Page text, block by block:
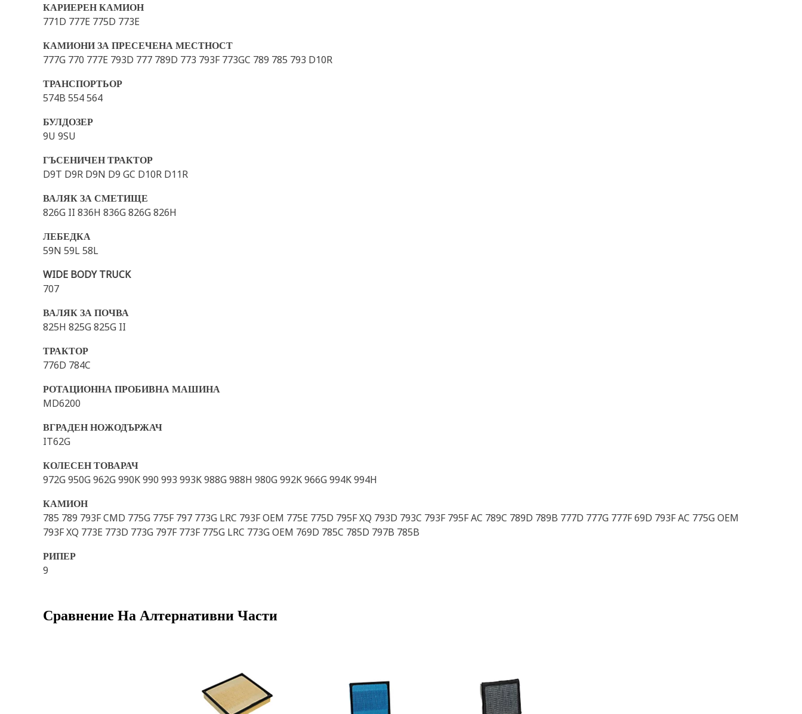
КАРИЕРЕН КАМИОН
771D 777E 775D 773E
КАМИОНИ ЗА ПРЕСЕЧЕНА МЕСТНОСТ
777G 770 777E 793D 777 789D 773 793F 773GC 789 785 793 D10R
ТРАНСПОРТЬОР
574B 554 564
БУЛДОЗЕР
9U 9SU
ГЪСЕНИЧЕН ТРАКТОР
D9T D9R D9N D9 GC D10R D11R
ВАЛЯК ЗА СМЕТИЩЕ
826G II 836H 836G 826G 826H
ЛЕБЕДКА
59N 59L 58L
WIDE BODY TRUCK
707
ВАЛЯК ЗА ПОЧВА
825H 825G 825G II
ТРАКТОР
776D 784C
РОТАЦИОННА ПРОБИВНА МАШИНА
MD6200
ВГРАДЕН НОЖОДЪРЖАЧ
IT62G
КОЛЕСЕН ТОВАРАЧ
972G 950G 962G 990K 990 993 993K 988G 988H 980G 992K 966G 994K 994H
КАМИОН
785 789 793F CMD 775G 775F 797 773G LRC 793F OEM 775E 775D 795F XQ 793D 793C 793F 795F AC 789C 789D 789B 777D 777G 777F 69D 793F AC 775G OEM
793F XQ 773E 773D 773G 797F 773F 775G LRC 773G OEM 769D 785C 785D 797B 785B
РИПЕР
9
Сравнение На Алтернативни Части